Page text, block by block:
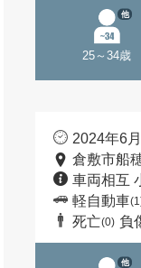
25～34歳
他
2024年6
倉敷市船
車両相互
軽自動車
死亡(0) 負
他